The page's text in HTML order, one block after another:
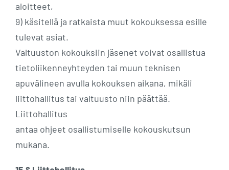
aloitteet,
9) käsitellä ja ratkaista muut kokouksessa esille
tulevat asiat.
Valtuuston kokouksiin jäsenet voivat osallistua
tietoliikenneyhteyden tai muun teknisen
apuvälineen avulla kokouksen aikana, mikäli
liittohallitus tai valtuusto niin päättää.
Liittohallitus
antaa ohjeet osallistumiselle kokouskutsun
mukana.